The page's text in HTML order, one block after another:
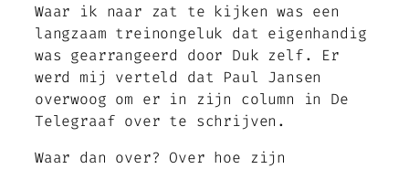
Waar ik naar zat te kijken was een
langzaam treinongeluk dat eigenhandig
was gearrangeerd door Duk zelf. Er
werd mij verteld dat Paul Jansen
overwoog om er in zijn column in De
Telegraaf over te schrijven.
Waar dan over? Over hoe zijn